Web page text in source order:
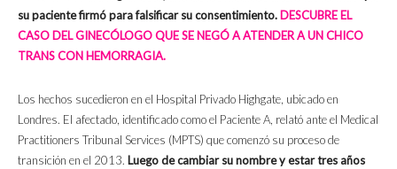
su paciente firmó para falsificar su consentimiento. DESCUBRE EL
CASO DEL GINECÓLOGO QUE SE NEGÓ A ATENDER A UN CHICO
TRANS CON HEMORRAGIA.
Los hechos sucedieron en el Hospital Privado Highgate, ubicado en
Londres. El afectado, identificado como el Paciente A, relató ante el Medical
Practitioners Tribunal Services (MPTS) que comenzó su proceso de
transición en el 2013. Luego de cambiar su nombre y estar tres años